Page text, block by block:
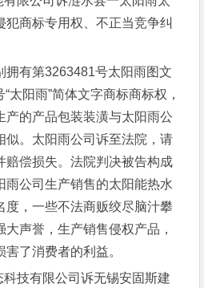
犯商标专用权、不正当竞争纠
拥有第3263481号太阳雨图文
太阳雨”简体文字商标商标权，
产的产品包装装潢与太阳雨公
似。太阳雨公司诉至法院，请
赔偿损失。法院判决被告构成
雨公司生产销售的太阳能热水
度，一些不法商贩绞尽脑汁攀
声誉，生产销售侵权产品，
了消费者的利益。
技有限公司诉无锡安固斯建